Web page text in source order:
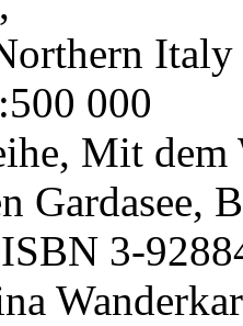
000
Mit dem
Gardasee,
ISBN 3-